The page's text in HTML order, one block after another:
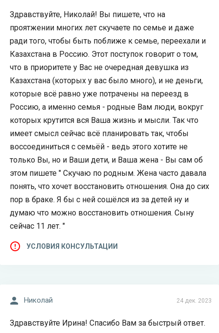
Здравствуйте, Николай! Вы пишете, что на
проятжении многих лет скучаете по семье и даже
ради того, чтобы быть поближе к семье, переехали и
Казахстана в Россию. Этот поступок говорит о том,
что в приоритете у Вас не очередная девушка из
Казахстана (которых у вас было много), и не деньги,
которые всё равно уже потрачены на переезд в
Россию, а именно семья - родные Вам люди, вокруг
которых крутится вся Ваша жизнь и мысли. Так что
имеет смысл сейчас всё планировать так, чтобы
воссоединиться с семьёй - ведь этого хотите не
только Вы, но и Ваши дети, и Ваша жена - Вы сам об
этом пишете " Скучаю по родным. Жена часто давала
понять, что хочет восстановить отношения. Она до сих
пор в браке. Я бы с ней сошёлся из за детей ну и
думаю что можно восстановить отношения. Сыну
сейчас 11 лет. "
УСЛОВИЯ КОНСУЛЬТАЦИИ
24 дек. 2023
Николай
Здравствуйте Ирина! Спасибо Вам за быстрый ответ.